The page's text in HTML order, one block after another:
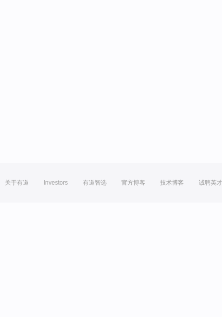
关于有道 Investors 有道智选 官方博客 技术博客 诚聘英才